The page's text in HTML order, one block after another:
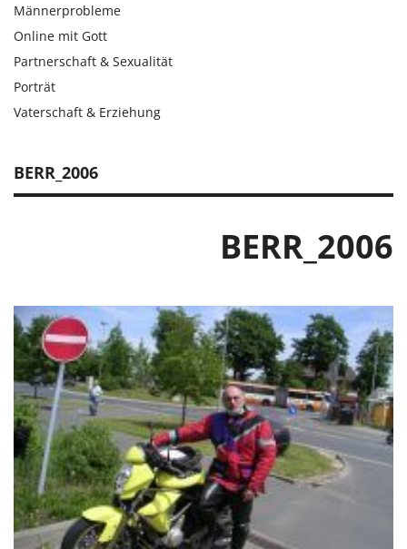
BERR_2006
BERR_2006
Männerprobleme
Online mit Gott
Partnerschaft & Sexualität
Porträt
Vaterschaft & Erziehung